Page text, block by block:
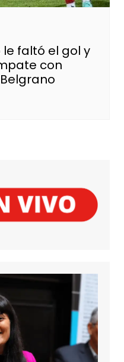
le faltó el gol y
con